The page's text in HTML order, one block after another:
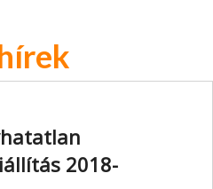
2018-